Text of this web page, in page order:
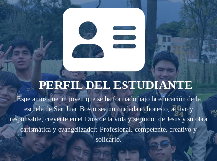
PERFIL DEL ESTUDIANTE
Esperamos que un joven que se ha formado bajo la educación de la
escuela de San Juan Bosco sea un ciudadano honesto, activo y
responsable; creyente en el Dios de la vida y seguidor de Jesús y su obra
carismática y evangelizador; Profesional, competente, creativo y
solidario.